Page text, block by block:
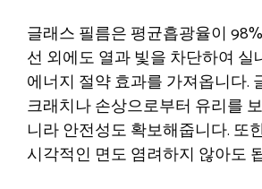
글래스 필름은 평균흡광율이
선 외에도 열과 빛을 차단하여 실
에너지 절약 효과를 가져옵니다.
크래치나 손상으로부터 유리를
니라 안전성도 확보해줍니다. 또
시각적인 면도 염려하지 않아도